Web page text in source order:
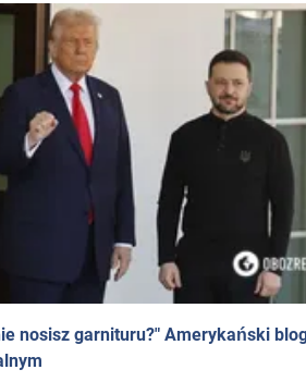
nosisz garnituru?" Amerykański